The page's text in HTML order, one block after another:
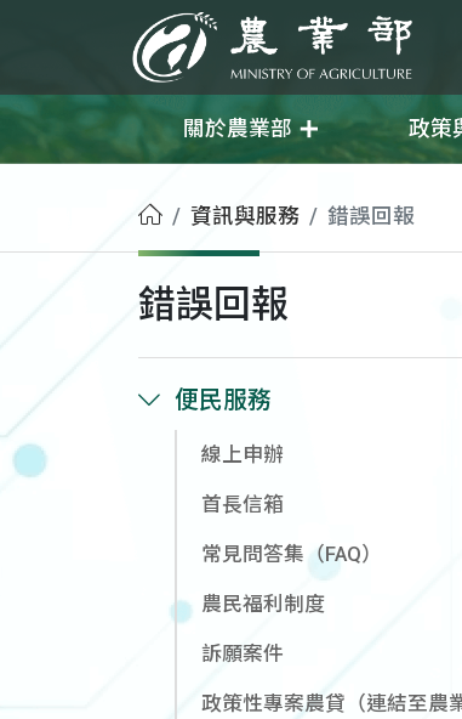
農業部
關於農業部 政策
首頁資訊與服務 錯誤回報
錯誤回報
便民服務
線上申辦
首長信箱
常見問答集（FAQ）
農民福利制度
訴願案件
政策性專案農貸（連結至農